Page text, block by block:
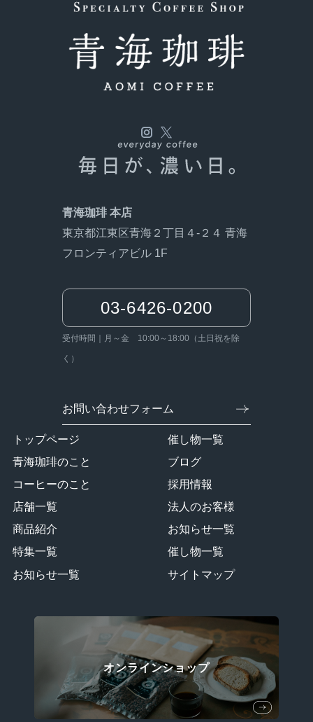
青海珈琲 本店
東京都江東区青海２丁目４-２４ 青海
フロンティアビル 1F
03-6426-0200
受付時間｜月～金 10:00～18:00（土日祝を除
く）
お問い合わせフォーム
トップページ
青海珈琲のこと
コーヒーのこと
店舗一覧
商品紹介
特集一覧
お知らせ一覧
催し物一覧
ブログ
採用情報
法人のお客様
お知らせ一覧
催し物一覧
サイトマップ
オンラインショップ